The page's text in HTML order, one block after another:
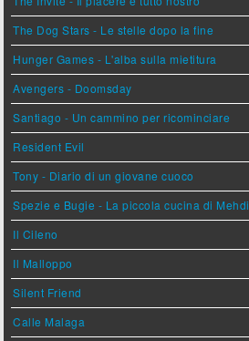
The Dog Stars - Le stelle dopo la fine
Hunger Games - L'alba sulla mietitura
Avengers - Doomsday
Santiago - Un cammino per ricominciare
Resident Evil
Tony - Diario di un giovane cuoco
Spezie e Bugie - La piccola cucina di Mehdi
Il Cileno
Il Malloppo
Silent Friend
Calle Malaga